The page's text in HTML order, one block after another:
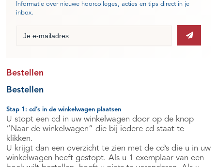
Informatie over nieuwe hoorcolleges, acties en tips direct in je
inbox.
Bestellen
Bestellen
Stap 1: cd’s in de winkelwagen plaatsen
U stopt een cd in uw winkelwagen door op de knop
“Naar de winkelwagen” die bij iedere cd staat te
klikken.
U krijgt dan een overzicht te zien met de cd’s die u in uw
winkelwagen heeft gestopt. Als u 1 exemplaar van een